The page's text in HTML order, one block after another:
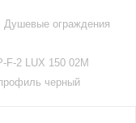
Душевые ограждения
F-2 LUX 150 02М
черный